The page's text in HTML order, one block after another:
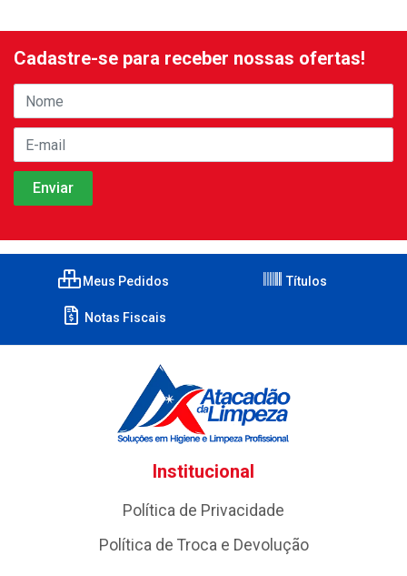
Cadastre-se para receber nossas ofertas!
Meus Pedidos Títulos
Notas Fiscais
Institucional
Política de Privacidade
Política de Troca e Devolução